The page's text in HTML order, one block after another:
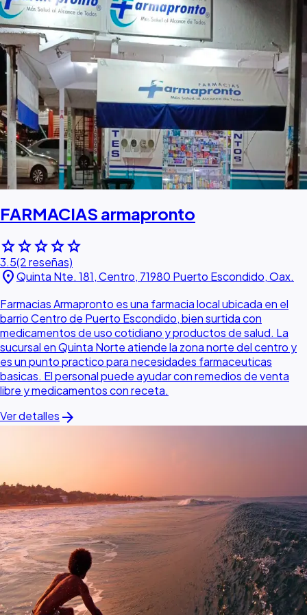
FARMACIAS armapronto
starstarstarstarstar
3.5(2 reseñas)
location_onQuinta Nte. 181, Centro, 71980 Puerto Escondido, Oax.
Farmacias Armapronto es una farmacia local ubicada en el
barrio Centro de Puerto Escondido, bien surtida con
medicamentos de uso cotidiano y productos de salud. La
sucursal en Quinta Norte atiende la zona norte del centro y
es un punto practico para necesidades farmaceuticas
basicas. El personal puede ayudar con remedios de venta
libre y medicamentos con receta.
Ver detalles arrow_forward